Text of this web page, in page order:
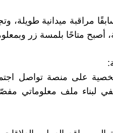
مراقبة ميدانية طويلة،
أصبح متاحًا بلمسة زر
على منصة تواصل
لبناء ملف معلوماتي